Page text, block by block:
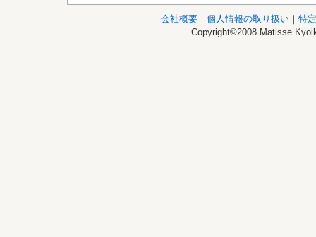
会社概要｜ 個人情報の取り扱い｜ 特
Copyright©2008 Matisse